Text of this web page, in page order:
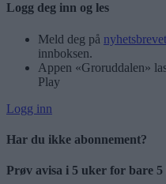
Logg deg inn og les
Meld deg på nyhetsbrevet
innboksen.
Appen «Groruddalen»
Play
Logg inn
Har du ikke abonnement?
Prøv avisa i 5 uker for bare